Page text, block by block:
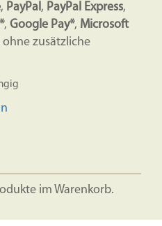
, PayPal, PayPal Express,
, Google Pay*, Microsoft
ohne zusätzliche
im Warenkorb.